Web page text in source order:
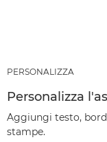
PERSONALIZZA
Personalizza
Aggiungi testo,
stampe.